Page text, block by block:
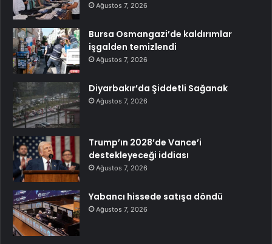
Ağustos 7, 2026
Bursa Osmangazi’de kaldırımlar
işgalden temizlendi
Ağustos 7, 2026
Diyarbakır’da Şiddetli Sağanak
Ağustos 7, 2026
Trump’ın 2028’de Vance’i
destekleyeceği iddiası
Ağustos 7, 2026
Yabancı hissede satışa döndü
Ağustos 7, 2026